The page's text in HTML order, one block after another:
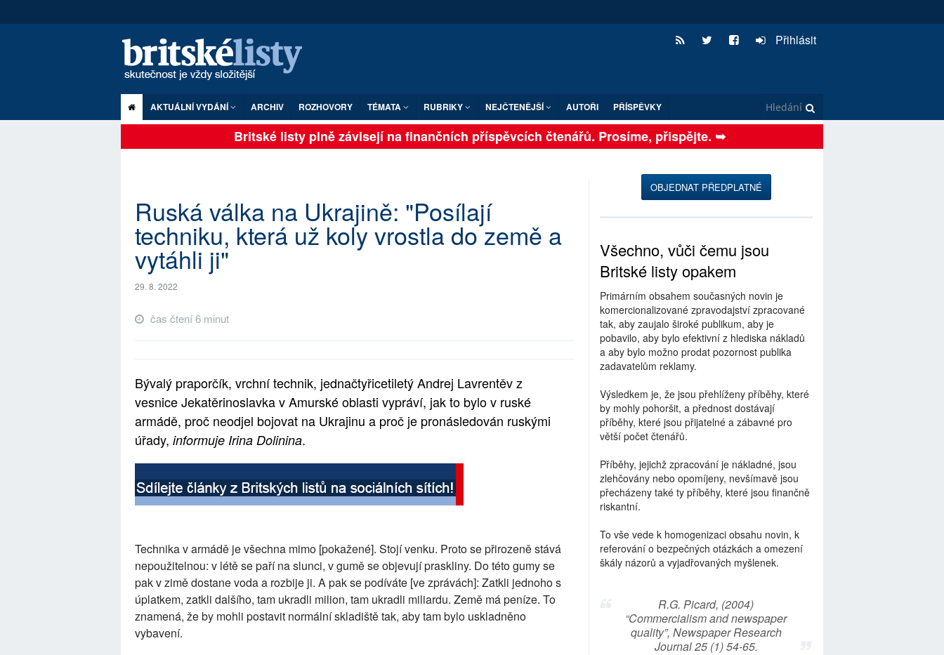
Přihlásit
AKTUÁLNÍ VYDÁNÍ ARCHIV ROZHOVORY TÉMATA RUBRIKY NEJČTENĚJŠÍ AUTOŘI PŘÍSPĚVKY
Britské listy plně závisejí na finančních příspěvcích čtenářů. Prosíme, přispějte. ➥
Ruská válka na Ukrajině: "Posílají
techniku, která už koly vrostla do země a
vytáhli ji"
29. 8. 2022
čas čtení 6 minut
Bývalý praporčík, vrchní technik, jednačtyřicetiletý Andrej Lavrentěv z
vesnice Jekatěrinoslavka v Amurské oblasti vypráví, jak to bylo v ruské
armádě, proč neodjel bojovat na Ukrajinu a proč je pronásledován ruskými
úřady, informuje Irina Dolinina.
Technika v armádě je všechna mimo [pokažené]. Stojí venku. Proto se přirozeně stává
nepoužitelnou: v létě se paří na slunci, v gumě se objevují praskliny. Do této gumy se
pak v zimě dostane voda a rozbije ji. A pak se podíváte [ve zprávách]: Zatkli jednoho s
úplatkem, zatkli dalšího, tam ukradli milion, tam ukradli miliardu. Země má peníze. To
znamená, že by mohli postavit normální skladiště tak, aby tam bylo uskladněno
vybavení.
OBJEDNAT PŘEDPLATNÉ
Všechno, vůči čemu jsou
Britské listy opakem
Primárním obsahem současných novin je
komercionalizované zpravodajství zpracované
tak, aby zaujalo široké publikum, aby je
pobavilo, aby bylo efektivní z hlediska nákladů
a aby bylo možno prodat pozornost publika
zadavatelům reklamy.
Výsledkem je, že jsou přehlíženy příběhy, které
by mohly pohoršit, a přednost dostávají
příběhy, které jsou přijatelné a zábavné pro
větší počet čtenářů.
Příběhy, jejichž zpracování je nákladné, jsou
zlehčovány nebo opomíjeny, nevšímavě jsou
přecházeny také ty příběhy, které jsou finančně
riskantní.
To vše vede k homogenizaci obsahu novin, k
referování o bezpečných otázkách a omezení
škály názorů a vyjadřovaných myšlenek.
R.G. Picard, (2004)
“Commercialism and newspaper
quality”, Newspaper Research
Journal 25 (1) 54-65.